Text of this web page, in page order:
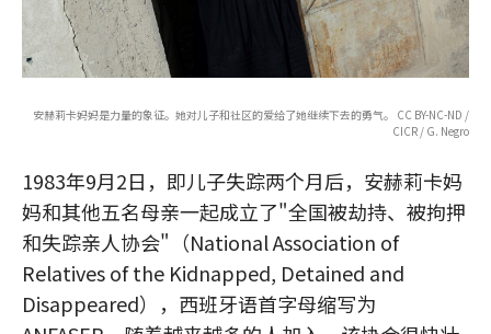
安赫莉卡妈妈是力量的象征。她对儿子和社区的爱给了她继续下去的勇气。 CC BY-NC-ND /
CICR / G. Negro
1983年9月2日，即儿子失踪两个月后，安赫莉卡妈
妈和其他五名母亲一起成立了"全国被劫持、被拘押
和失踪亲人协会"（National Association of
Relatives of the Kidnapped, Detained and
Disappeared），西班牙语首字母缩写为